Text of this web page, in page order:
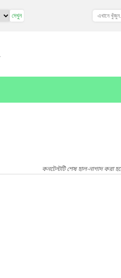
দেখুন
কনটেন্টটি শেষ হাল-নাগাদ করা